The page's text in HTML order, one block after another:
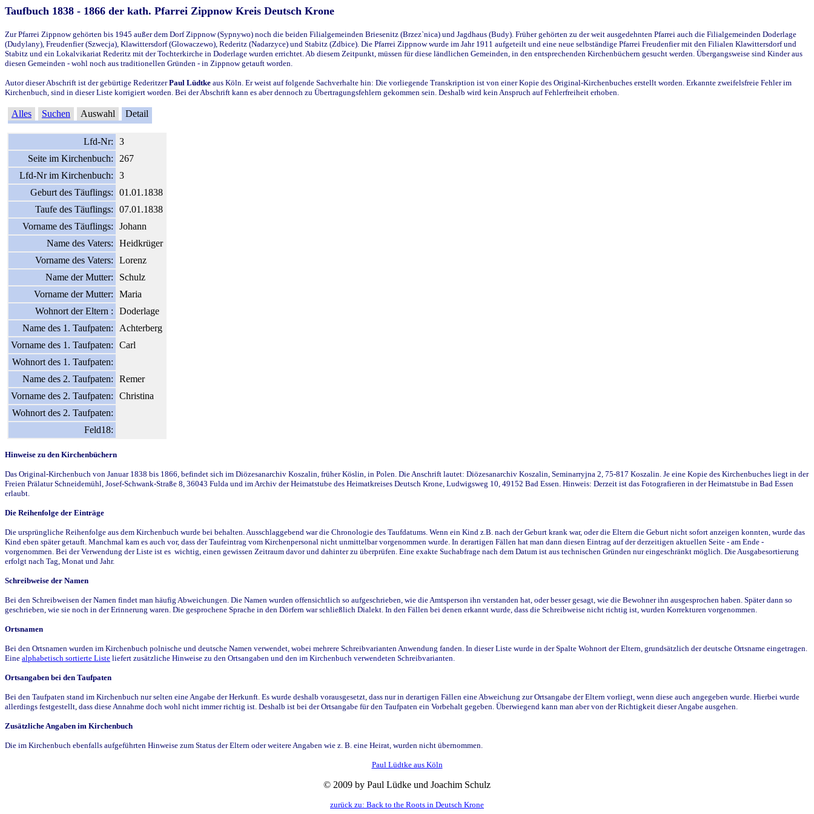
Taufbuch 1838 - 1866 der kath. Pfarrei Zippnow Kreis Deutsch Krone
Zur Pfarrei Zippnow gehörten bis 1945 außer dem Dorf Zippnow (Sypnywo) noch die beiden Filialgemeinden Briesenitz (Brzez`nica) und Jagdhaus (Budy). Früher gehörten zu der weit ausgedehnten Pfarrei auch die Filialgemeinden Doderlage
(Dudylany), Freudenfier (Szwecja), Klawittersdorf (Glowaczewo), Rederitz (Nadarzyce) und Stabitz (Zdbice). Die Pfarrei Zippnow wurde im Jahr 1911 aufgeteilt und eine neue selbständige Pfarrei Freudenfier mit den Filialen Klawittersdorf und
Stabitz und ein Lokalvikariat Rederitz mit der Tochterkirche in Doderlage wurden errichtet. Ab diesem Zeitpunkt, müssen für diese ländlichen Gemeinden, in den entsprechenden Kirchenbüchern gesucht werden. Übergangsweise sind Kinder aus
diesen Gemeinden - wohl noch aus traditionellen Gründen - in Zippnow getauft worden.
Autor dieser Abschrift ist der gebürtige RederitzerPaul Lüdtke aus Köln. Er weist auf folgende Sachverhalte hin: Die vorliegende Transkription ist von einer Kopie des Original-Kirchenbuches erstellt worden. Erkannte zweifelsfreie Fehler im
Kirchenbuch, sind in dieser Liste korrigiert worden. Bei der Abschrift kann es aber dennoch zu Übertragungsfehlern gekommen sein. Deshalb wird kein Anspruch auf Fehlerfreiheit erhoben.
Alles Suchen Auswahl Detail
Lfd-Nr:
3
Seite im Kirchenbuch:
267
Lfd-Nr im Kirchenbuch:
3
Geburt des Täuflings:
01.01.1838
Taufe des Täuflings:
07.01.1838
Vorname des Täuflings:
Johann
Name des Vaters:
Heidkrüger
Vorname des Vaters:
Lorenz
Name der Mutter:
Schulz
Vorname der Mutter:
Maria
Wohnort der Eltern :
Doderlage
Name des 1. Taufpaten:
Achterberg
Vorname des 1. Taufpaten:
Carl
Wohnort des 1. Taufpaten:
Name des 2. Taufpaten:
Remer
Vorname des 2. Taufpaten:
Christina
Wohnort des 2. Taufpaten:
Feld18:
Hinweise zu den Kirchenbüchern
Das Original-Kirchenbuch von Januar 1838 bis 1866, befindet sich im Diözesanarchiv Koszalin, früher Köslin, in Polen. Die Anschrift lautet: Diözesanarchiv Koszalin, Seminarryjna 2, 75-817 Koszalin. Je eine Kopie des Kirchenbuches liegt in der
Freien Prälatur Schneidemühl, Josef-Schwank-Straße 8, 36043 Fulda und im Archiv der Heimatstube des Heimatkreises Deutsch Krone, Ludwigsweg 10, 49152 Bad Essen. Hinweis: Derzeit ist das Fotografieren in der Heimatstube in Bad Essen
erlaubt.
Die Reihenfolge der Einträge
Die ursprüngliche Reihenfolge aus dem Kirchenbuch wurde bei behalten. Ausschlaggebend war die Chronologie des Taufdatums. Wenn ein Kind z.B. nach der Geburt krank war, oder die Eltern die Geburt nicht sofort anzeigen konnten, wurde das
Kind eben später getauft. Manchmal kam es auch vor, dass der Taufeintrag vom Kirchenpersonal nicht unmittelbar vorgenommen wurde. In derartigen Fällen hat man dann diesen Eintrag auf der derzeitigen aktuellen Seite - am Ende -
vorgenommen. Bei der Verwendung der Liste ist es wichtig, einen gewissen Zeitraum davor und dahinter zu überprüfen. Eine exakte Suchabfrage nach dem Datum ist aus technischen Gründen nur eingeschränkt möglich. Die Ausgabesortierung
erfolgt nach Tag, Monat und Jahr.
Schreibweise der Namen
Bei den Schreibweisen der Namen findet man häufig Abweichungen. Die Namen wurden offensichtlich so aufgeschrieben, wie die Amtsperson ihn verstanden hat, oder besser gesagt, wie die Bewohner ihn ausgesprochen haben. Später dann so
geschrieben, wie sie noch in der Erinnerung waren. Die gesprochene Sprache in den Dörfern war schließlich Dialekt. In den Fällen bei denen erkannt wurde, dass die Schreibweise nicht richtig ist, wurden Korrekturen vorgenommen.
Ortsnamen
Bei den Ortsnamen wurden im Kirchenbuch polnische und deutsche Namen verwendet, wobei mehrere Schreibvarianten Anwendung fanden. In dieser Liste wurde in der Spalte Wohnort der Eltern, grundsätzlich der deutsche Ortsname eingetragen.
Eine alphabetisch sortierte Liste liefert zusätzliche Hinweise zu den Ortsangaben und den im Kirchenbuch verwendeten Schreibvarianten.
Ortsangaben bei den Taufpaten
Bei den Taufpaten stand im Kirchenbuch nur selten eine Angabe der Herkunft. Es wurde deshalb vorausgesetzt, dass nur in derartigen Fällen eine Abweichung zur Ortsangabe der Eltern vorliegt, wenn diese auch angegeben wurde. Hierbei wurde
allerdings festgestellt, dass diese Annahme doch wohl nicht immer richtig ist. Deshalb ist bei der Ortsangabe für den Taufpaten ein Vorbehalt gegeben. Überwiegend kann man aber von der Richtigkeit dieser Angabe ausgehen.
Zusätzliche Angaben im Kirchenbuch
Die im Kirchenbuch ebenfalls aufgeführten Hinweise zum Status der Eltern oder weitere Angaben wie z. B. eine Heirat, wurden nicht übernommen.
Paul Lüdtke aus Köln
© 2009 by Paul Lüdke und Joachim Schulz
zurück zu: Back to the Roots in Deutsch Krone